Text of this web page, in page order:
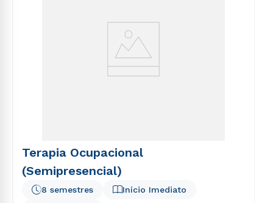
Terapia Ocupacional
(Semipresencial)
Início Imediato
8 semestres